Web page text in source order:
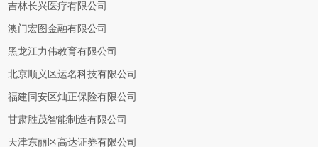
吉林长兴医疗有限公司
澳门宏图金融有限公司
黑龙江力伟教育有限公司
北京顺义区运名科技有限公司
福建同安区灿正保险有限公司
甘肃胜茂智能制造有限公司
天津东丽区高达证券有限公司